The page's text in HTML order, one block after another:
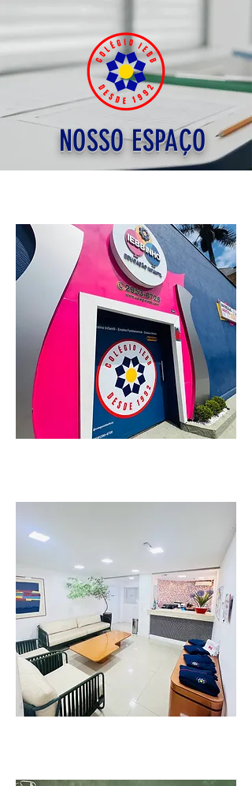
NOSSO ESPAÇO